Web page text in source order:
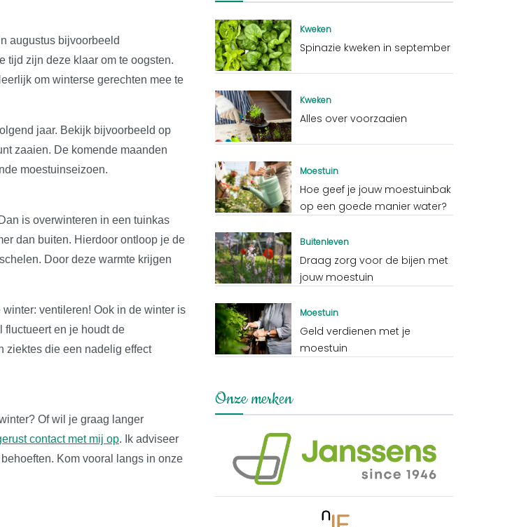
augustus bijvoorbeeld
tijd zijn deze klaar om te oogsten.
om winterse gerechten mee te
jaar. Bekijk bijvoorbeeld op
zaaien. De komende maanden
moestuinseizoen.
is overwinteren in een tuinkas
dan buiten. Hierdoor ontloop je de
Door deze warmte krijgen
ventileren! Ook in de winter is
fluctueert en je houdt de
ziektes die een nadelig effect
Of wil je graag langer
contact met mij op. Ik adviseer
Kom vooral langs in onze
Kweken
Spinazie kweken in september
Kweken
Alles over voorzaaien
Moestuin
Hoe geef je jouw moestuinbak
op een goede manier water?
Buitenleven
Draag zorg voor de bijen met
jouw moestuin
Moestuin
Geld verdienen met je
moestuin
Onze merken